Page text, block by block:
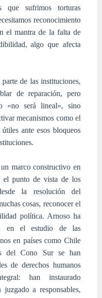
que sufrimos torturas
reconocimiento
el mantra de la falta de
algo que afecta
de las instituciones,
de reparación, pero
«no será lineal», sino
mecanismos como el
ante esos bloqueos
marco constructivo en
el punto de vista de los
la resolución del
cosas, reconocer el
política. Arnoso ha
en el estudio de las
en países como Chile
del Cono Sur se han
de derechos humanos
han instaurado
a responsables,